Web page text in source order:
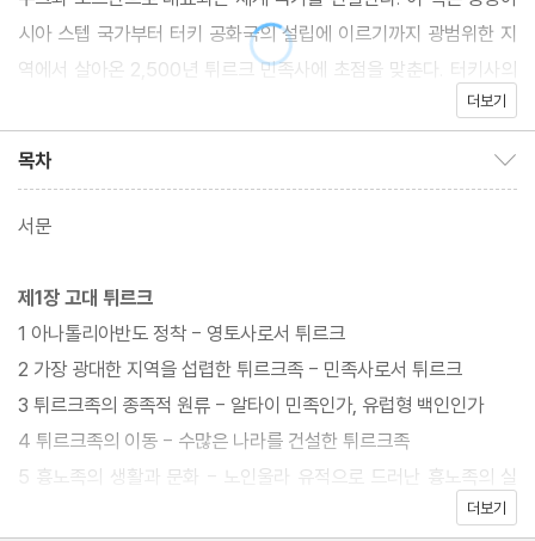
시아 스텝 국가부터 터키 공화국의 설립에 이르기까지 광범위한 지
역에서 살아온 2,500년 튀르크 민족사에 초점을 맞춘다. 터키사의
올바른 이해를 통해 서구와 중국 중심의 역사 인식에서 벗어나, 보다
더보기
목차
서문
제1장 고대 튀르크
1 아나톨리아반도 정착 - 영토사로서 튀르크
2 가장 광대한 지역을 섭렵한 튀르크족 - 민족사로서 튀르크
3 튀르크족의 종족적 원류 - 알타이 민족인가, 유럽형 백인인가
4 튀르크족의 이동 - 수많은 나라를 건설한 튀르크족
5 흉노족의 생활과 문화 - 노인울라 유적으로 드러난 흉노족의 실
더보기